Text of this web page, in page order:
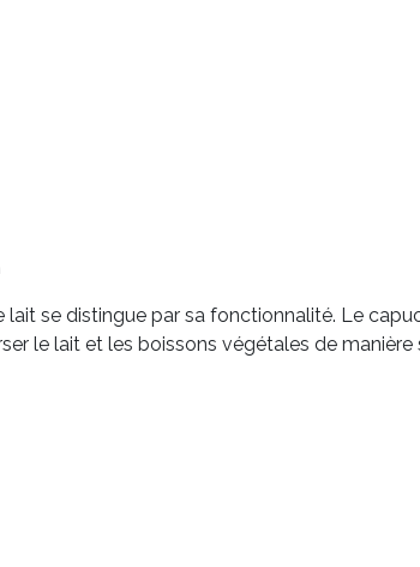
se distingue par sa fonctionnalité. Le
le lait et les boissons végétales de manière